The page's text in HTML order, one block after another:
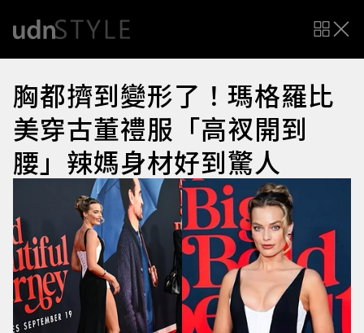
胸都擠到變形了！瑪格羅比
美穿古董禮服「高衩開到
腰」辣媽身材好到驚人